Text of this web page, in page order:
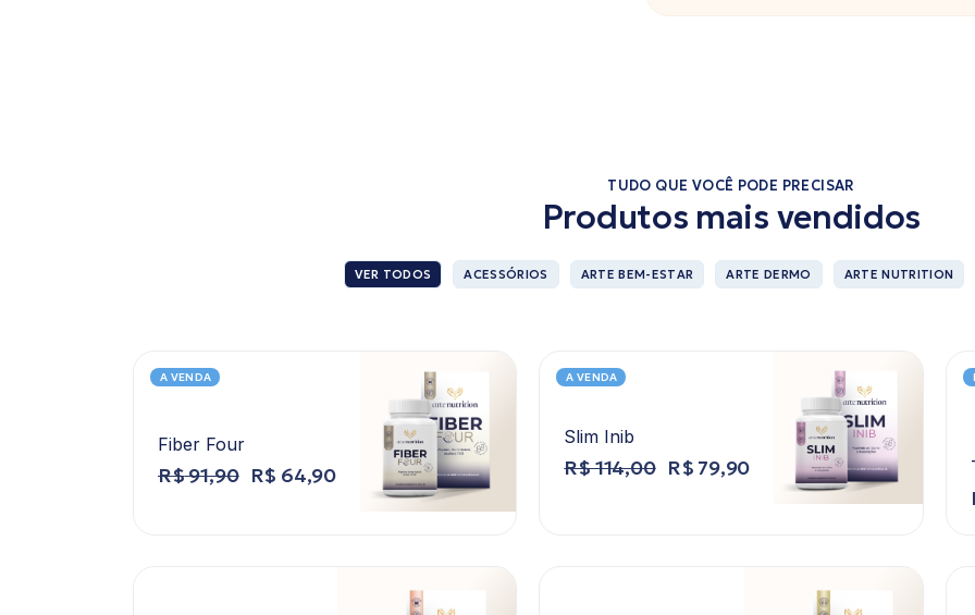
TUDO QUE VOCÊ PODE PRECISAR
Produtos mais vendidos
VER TODOS ACESSÓRIOS ARTE BEM-ESTAR ARTE DERMO ARTE NUTRITION
A VENDA
Fiber Four
R$91,90 R$ 64,90
A VENDA
Slim Inib
R$114,00 R$ 79,90